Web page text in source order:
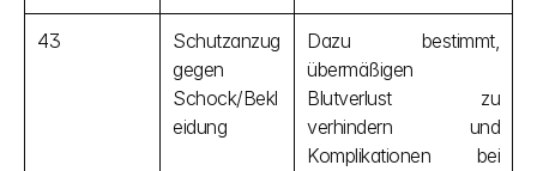
43
Schutzanzug
gegen
Schock/Bekl
eidung
Dazu bestimmt,
übermäßigen
Blutverlust zu
verhindern und
Komplikationen bei